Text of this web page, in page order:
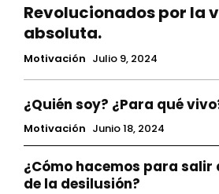
Revolucionados por la
absoluta.
Motivación Julio 9, 2024
¿Quién soy? ¿Para qué
Motivación Junio 18, 2024
¿Cómo hacemos para salir
de la desilusión?